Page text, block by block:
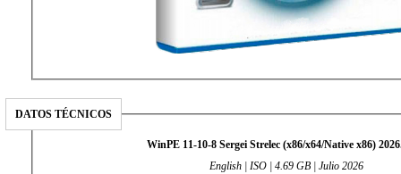
DATOS TÉCNICOS
WinPE 11-10-8 Sergei Strelec (x86/x64/Native x86)
English | ISO | 4.69 GB | Julio 2026